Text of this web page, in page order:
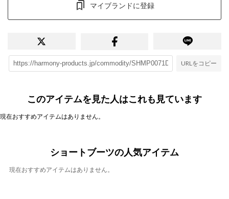
マイブランドに登録
URLをコピー
このアイテムを見た人はこれも見ています
現在おすすめアイテムはありません。
ショートブーツの人気アイテム
現在おすすめアイテムはありません。